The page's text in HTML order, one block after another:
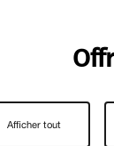
Afficher tout